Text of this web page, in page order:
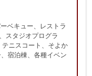
ベキュー、レストラ
スタジオプログラ
ニスコート、そよか
宿泊棟、各種イベン